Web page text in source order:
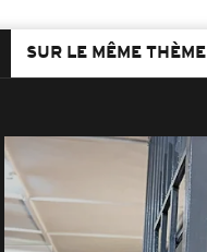
SUR LE MÊME THÈME